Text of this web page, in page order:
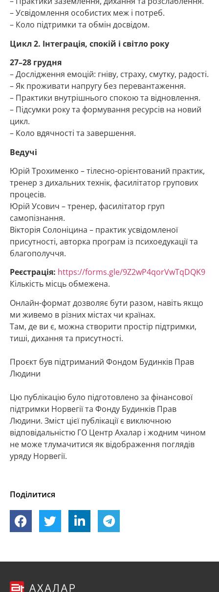
– Усвідомлення особистих меж і потреб.
– Коло підтримки та обмін досвідом.
Цикл 2. Інтеграція, спокій і світло року
27–28 грудня
– Дослідження емоцій: гніву, страху, смутку, радості.
– Як проживати напругу без перевантаження.
– Практики внутрішнього спокою та відновлення.
– Підсумки року та формування ресурсів на новий
цикл.
– Коло вдячності та завершення.
Ведучі
Юрій Трохименко – тілесно-орієнтований практик,
тренер з дихальних технік, фасилітатор групових
процесів.
Юрій Усович – тренер, фасилітатор груп
самопізнання.
Вікторія Солоніцина – практик усвідомленої
присутності, авторка програм із психоедукації та
благополуччя.
Реєстрація: https://forms.gle/9Z2wP4qorVwTqDQK9
Кількість місць обмежена.
Онлайн-формат дозволяє бути разом, навіть якщо
ми живемо в різних містах чи країнах.
Там, де ви є, можна створити простір підтримки,
тиші, дихання та присутності.
Проєкт був підтриманий Фондом Будинків Прав
Людини
Цю публікацію було підготовлено за фінансової
підтримки Норвегії та Фонду Будинків Прав
Людини. Зміст цієї публікації є виключною
відповідальністю ГО Центр Ахалар і жодним чином
не може тлумачитися як відображення поглядів
уряду Норвегії.
Поділитися